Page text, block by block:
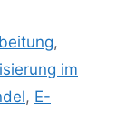
,
im
, E-